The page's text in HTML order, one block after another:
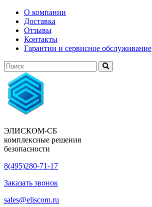
О компании
Доставка
Отзывы
Контакты
Гарантии и сервисное обслуживание
ЭЛИСКОМ-СБ
комплексные решения
безопасности
8(495)280-71-17
Заказать звонок
sales@eliscom.ru